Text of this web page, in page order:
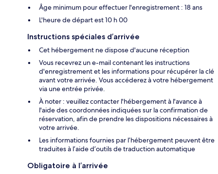
Âge minimum pour effectuer l'enregistrement : 18 ans
L'heure de départ est 10 h 00
Instructions spéciales d’arrivée
Cet hébergement ne dispose d'aucune réception
Vous recevrez un e-mail contenant les instructions
d'enregistrement et les informations pour récupérer la clé
avant votre arrivée. Vous accéderez à votre hébergement
via une entrée privée.
À noter : veuillez contacter l'hébergement à l'avance à
l'aide des coordonnées indiquées sur la confirmation de
réservation, afin de prendre les dispositions nécessaires à
votre arrivée.
Les informations fournies par l’hébergement peuvent être
traduites à l’aide d’outils de traduction automatique
Obligatoire à l’arrivée